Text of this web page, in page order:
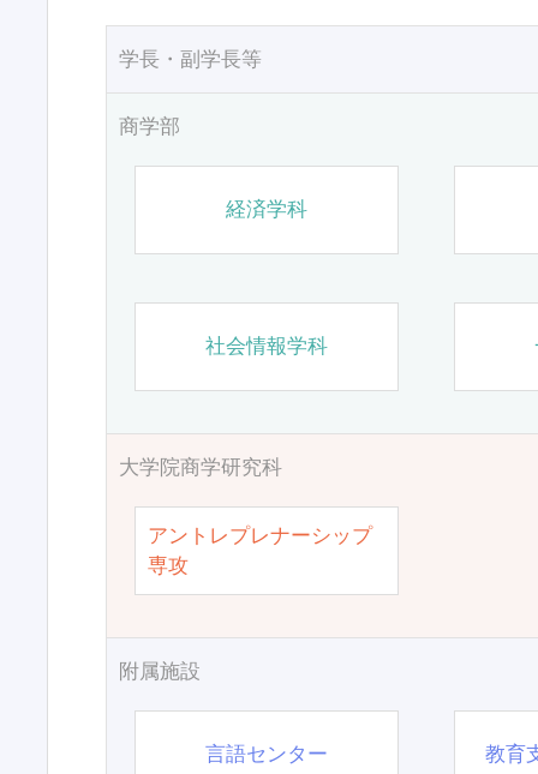
学長・副学長等
商学部
経済学科
社会情報学科
大学院商学研究科
アントレプレナーシップ
専攻
附属施設
言語センター 教育